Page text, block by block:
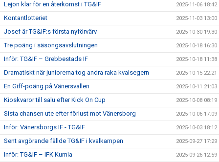
Lejon klar för en återkomst i TG&IF 2025-11-06 18:42
Kontantlotteriet 2025-11-03 13:00
Josef är TG&IF:s första nyförvärv 2025-10-30 19:30
Tre poäng i säsongsavslutningen 2025-10-18 16:30
Inför: TG&IF – Grebbestads IF 2025-10-18 11:38
Dramatiskt när juniorerna tog andra raka kvalsegern 2025-10-15 22:21
En Giff-poäng på Vänersvallen 2025-10-11 21:03
Kioskvaror till salu efter Kick On Cup 2025-10-08 08:19
Sista chansen ute efter förlust mot Vänersborg 2025-10-06 17:09
Inför: Vänersborgs IF - TG&IF 2025-10-03 18:12
Sent avgörande fällde TG&IF i kvalkampen 2025-09-27 17:29
Inför: TG&IF – IFK Kumla 2025-09-26 12:59